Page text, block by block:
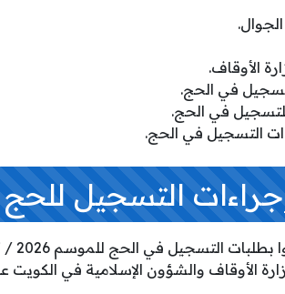
الأوقاف.
في الحج.
للتسجيل في الحج.
التسجيل في الحج.
التسجيل للحج
الأوقاف والشؤون الإسلامية في الكويت